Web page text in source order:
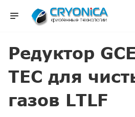
Редуктор
TEC для
газов LTLF